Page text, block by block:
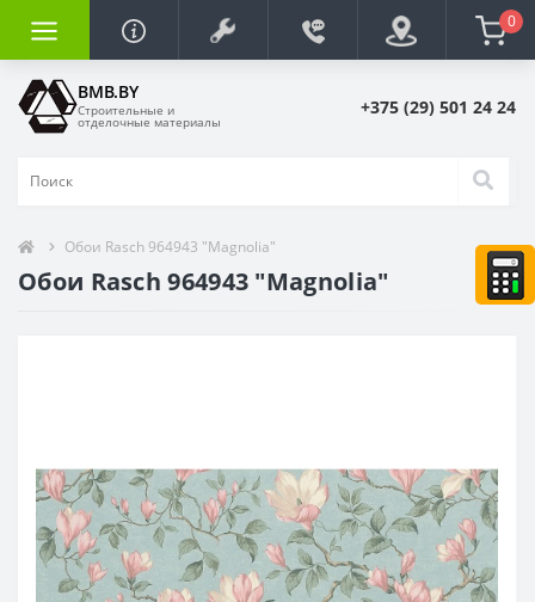
0
BMB.BY
Строительные и
отделочные материалы
+375 (29) 501 24 24
Обои Rasch 964943 "Magnolia"
Обои Rasch 964943 "Magnolia"